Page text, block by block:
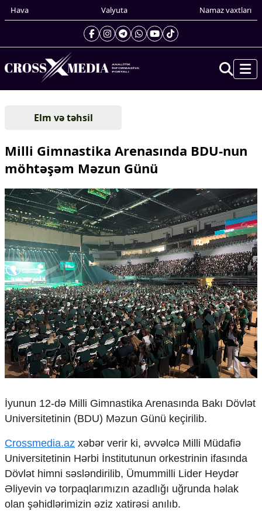
Hava Valyuta Namaz vaxtları
Gündəm
Xarici xəbərlər
Cənubi Qafqaz
Yaxın Şərq
Avropa
Amerika
Afrika
Çarpaz baxış
Təhlil
Siyasi
Geosiyasi
İqtisadi
Sosioloji
Araşdırma
Multimedia
Foto
Video
İnfoqrafika
Podcast
Humanitar
Elm və təhsil
Mədəniyyət
Diaspor
Elm və təhsil
Milli Gimnastika Arenasında BDU-nun
möhtəşəm Məzun Günü
İyunun 12-də Milli Gimnastika Arenasında Bakı Dövlət
Universitetinin (BDU) Məzun Günü keçirilib.
Crossmedia.az xəbər verir ki, əvvəlcə Milli Müdafiə
Universitetinin Hərbi İnstitutunun orkestrinin ifasında
Dövlət himni səsləndirilib, Ümummilli Lider Heydər
Əliyevin və torpaqlarımızın azadlığı uğrunda həlak
olan şəhidlərimizin əziz xatirəsi anılıb.